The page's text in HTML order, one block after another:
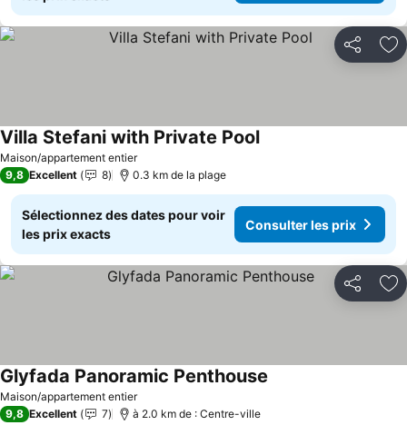
Partager
Maison/appartement entier
Villa Stefani with Private Pool
9,8 Excellent 8 0.3 km de la plage
Sélectionnez des dates pour voir
les prix exacts
Consulter les prix
Partager
Maison/appartement entier
Glyfada Panoramic Penthouse
9,8 Excellent 7 à 2.0 km de : Centre-ville